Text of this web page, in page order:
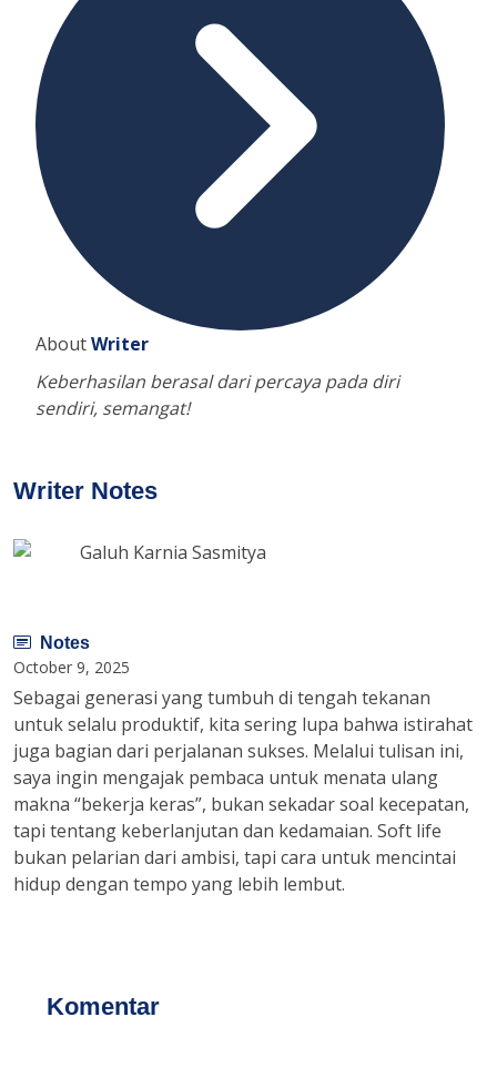
AboutWriter
Keberhasilan berasal dari percaya pada diri
sendiri, semangat!
Writer Notes
Galuh Karnia Sasmitya
Notes
October 9, 2025
Sebagai generasi yang tumbuh di tengah tekanan
untuk selalu produktif, kita sering lupa bahwa istirahat
juga bagian dari perjalanan sukses. Melalui tulisan ini,
saya ingin mengajak pembaca untuk menata ulang
makna “bekerja keras”, bukan sekadar soal kecepatan,
tapi tentang keberlanjutan dan kedamaian. Soft life
bukan pelarian dari ambisi, tapi cara untuk mencintai
hidup dengan tempo yang lebih lembut.
Komentar